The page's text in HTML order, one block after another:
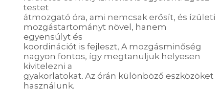
testet
átmozgató óra, ami nemcsak erősít, és ízületi
mozgástartományt növel, hanem
egyensúlyt és
koordinációt is fejleszt, A mozgásminőség
nagyon fontos, így megtanuljuk helyesen
kivitelezni a
gyakorlatokat. Az órán különböző eszközöket
használunk.